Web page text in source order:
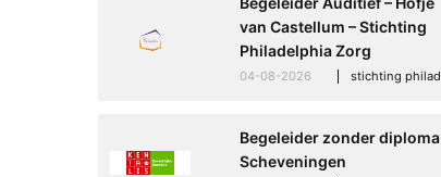
van Castellum – Stichting
Philadelphia Zorg
04-08-2026
Begeleider zonder diploma |
Scheveningen